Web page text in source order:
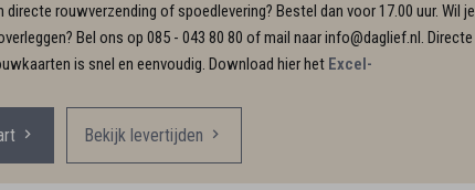
directe rouwverzending of spoedlevering? Bestel dan voor 17.00 uur. Wil je
Bel ons op 085 - 043 80 80 of mail naar info@daglief.nl. Directe
is snel en eenvoudig. Download hier het Excel-
Bekijk levertijden